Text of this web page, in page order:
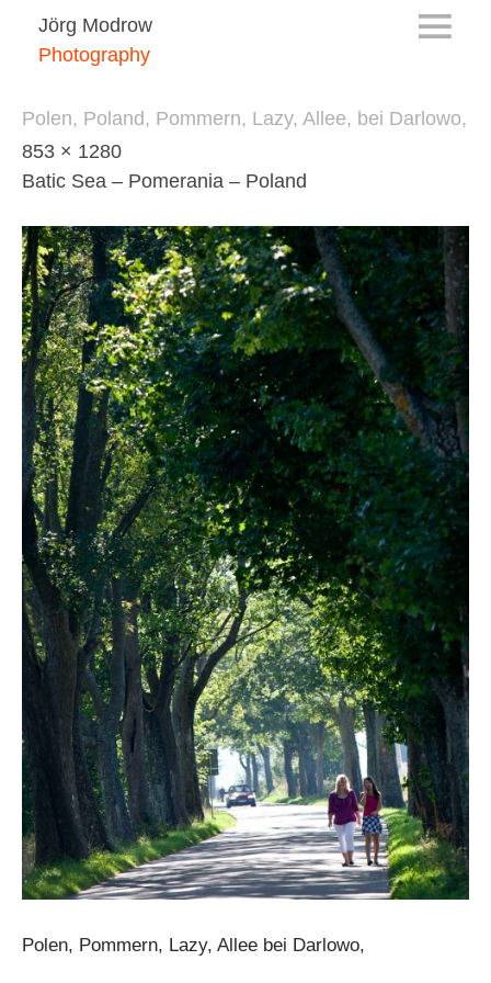
Jörg Modrow
Photography
Polen, Poland, Pommern, Lazy, Allee, bei Darlowo,
853 × 1280
Batic Sea – Pomerania – Poland
Polen, Pommern, Lazy, Allee bei Darlowo,